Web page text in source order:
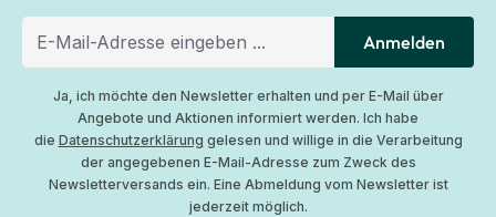
Anmelden
Ja, ich möchte den Newsletter erhalten und per E-Mail über
Angebote und Aktionen informiert werden. Ich habe
die Datenschutzerklärung gelesen und willige in die Verarbeitung
der angegebenen E-Mail-Adresse zum Zweck des
Newsletterversands ein. Eine Abmeldung vom Newsletter ist
jederzeit möglich.